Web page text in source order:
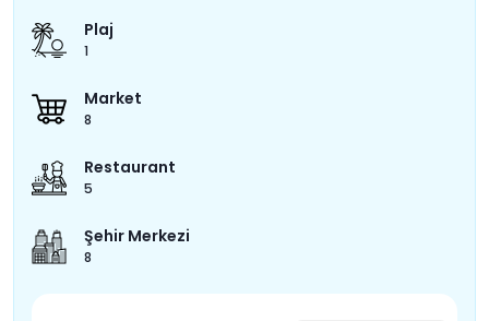
Plaj
1
Market
8
Restaurant
5
Şehir Merkezi
8